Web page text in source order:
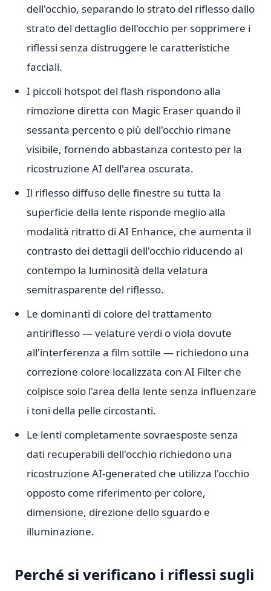
dell'occhio, separando lo strato del riflesso dallo
strato del dettaglio dell'occhio per sopprimere i
riflessi senza distruggere le caratteristiche
facciali.
I piccoli hotspot del flash rispondono alla
rimozione diretta con Magic Eraser quando il
sessanta percento o più dell'occhio rimane
visibile, fornendo abbastanza contesto per la
ricostruzione AI dell'area oscurata.
Il riflesso diffuso delle finestre su tutta la
superficie della lente risponde meglio alla
modalità ritratto di AI Enhance, che aumenta il
contrasto dei dettagli dell'occhio riducendo al
contempo la luminosità della velatura
semitrasparente del riflesso.
Le dominanti di colore del trattamento
antiriflesso — velature verdi o viola dovute
all'interferenza a film sottile — richiedono una
correzione colore localizzata con AI Filter che
colpisce solo l'area della lente senza influenzare
i toni della pelle circostanti.
Le lenti completamente sovraesposte senza
dati recuperabili dell'occhio richiedono una
ricostruzione AI-generated che utilizza l'occhio
opposto come riferimento per colore,
dimensione, direzione dello sguardo e
illuminazione.
Perché si verificano i riflessi sugli